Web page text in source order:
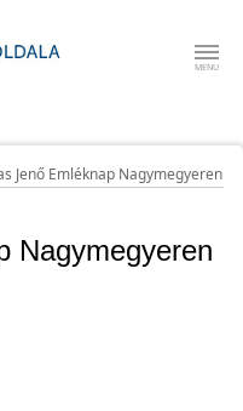
Jenő Emléknap Nagymegyeren
Nagymegyeren